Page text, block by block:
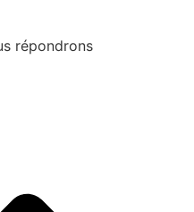
répondrons